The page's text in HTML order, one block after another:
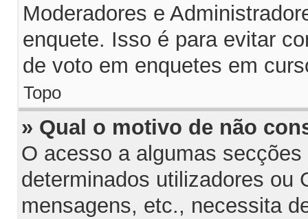
Moderadores e
enquete. Isso é para evitar
de voto em enquetes em
Topo
» Qual o motivo de não
O acesso a algumas
determinados utilizadores ou
mensagens, etc., necessita